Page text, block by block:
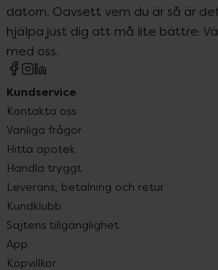
datorn. Oavsett vem du är så är
hjälpa just dig att må lite bättre.
med oss.
Kundservice
Kontakta oss
Vanliga frågor
Hitta apotek
Handla tryggt
Leverans, betalning och retur
Kundklubb
Sajtens tillgänglighet
App
Köpvillkor